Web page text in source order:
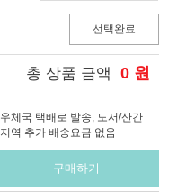
선택완료
총 상품 금액 0 원
우체국 택배로 발송, 도서/산간
지역 추가 배송요금 없음
구매하기